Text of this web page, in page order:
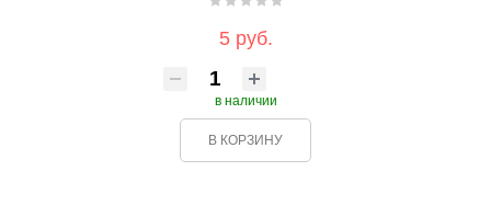
5 руб.
в наличии
В КОРЗИНУ